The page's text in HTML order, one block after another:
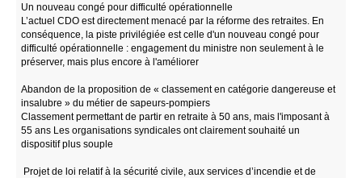
Un nouveau congé pour difficulté opérationnelle
L’actuel CDO est directement menacé par la réforme des retraites. En
conséquence, la piste privilégiée est celle d'un nouveau congé pour
difficulté opérationnelle : engagement du ministre non seulement à le
préserver, mais plus encore à l'améliorer
Abandon de la proposition de « classement en catégorie dangereuse et
insalubre » du métier de sapeurs-pompiers
Classement permettant de partir en retraite à 50 ans, mais l'imposant à
55 ans Les organisations syndicales ont clairement souhaité un
dispositif plus souple
Projet de loi relatif à la sécurité civile, aux services d’incendie et de